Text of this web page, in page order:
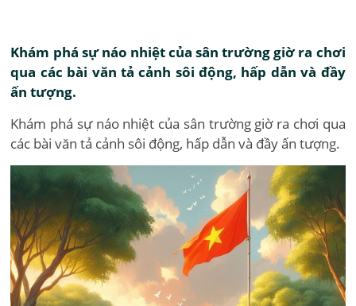
Khám phá sự náo nhiệt của sân trường giờ ra chơi
qua các bài văn tả cảnh sôi động, hấp dẫn và đầy
ấn tượng.
Khám phá sự náo nhiệt của sân trường giờ ra chơi qua
các bài văn tả cảnh sôi động, hấp dẫn và đầy ấn tượng.